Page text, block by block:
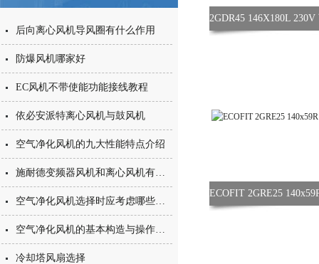
后向离心风机导风圈有什么作用
防爆风机哪家好
EC风机不带使能功能接线教程
依必安派特离心风机与鼓风机
空气净化风机的九大性能特点介绍
施耐德变频器风机和离心风机有什么区别？
空气净化风机选择时应考虑哪些事项？
空气净化风机的基本构造与操作维护方式
冷却塔风扇选择